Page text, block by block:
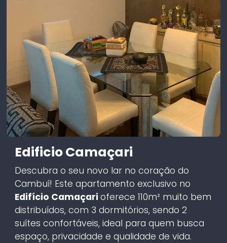
Edificio Camaçari
Descubra o seu novo lar no coração do
Cambuí! Este apartamento exclusivo no
Edifício Camaçari oferece 110m² muito bem
distribuídos, com 3 dormitórios, sendo 2
suítes confortáveis, ideal para quem busca
espaço, privacidade e qualidade de vida.